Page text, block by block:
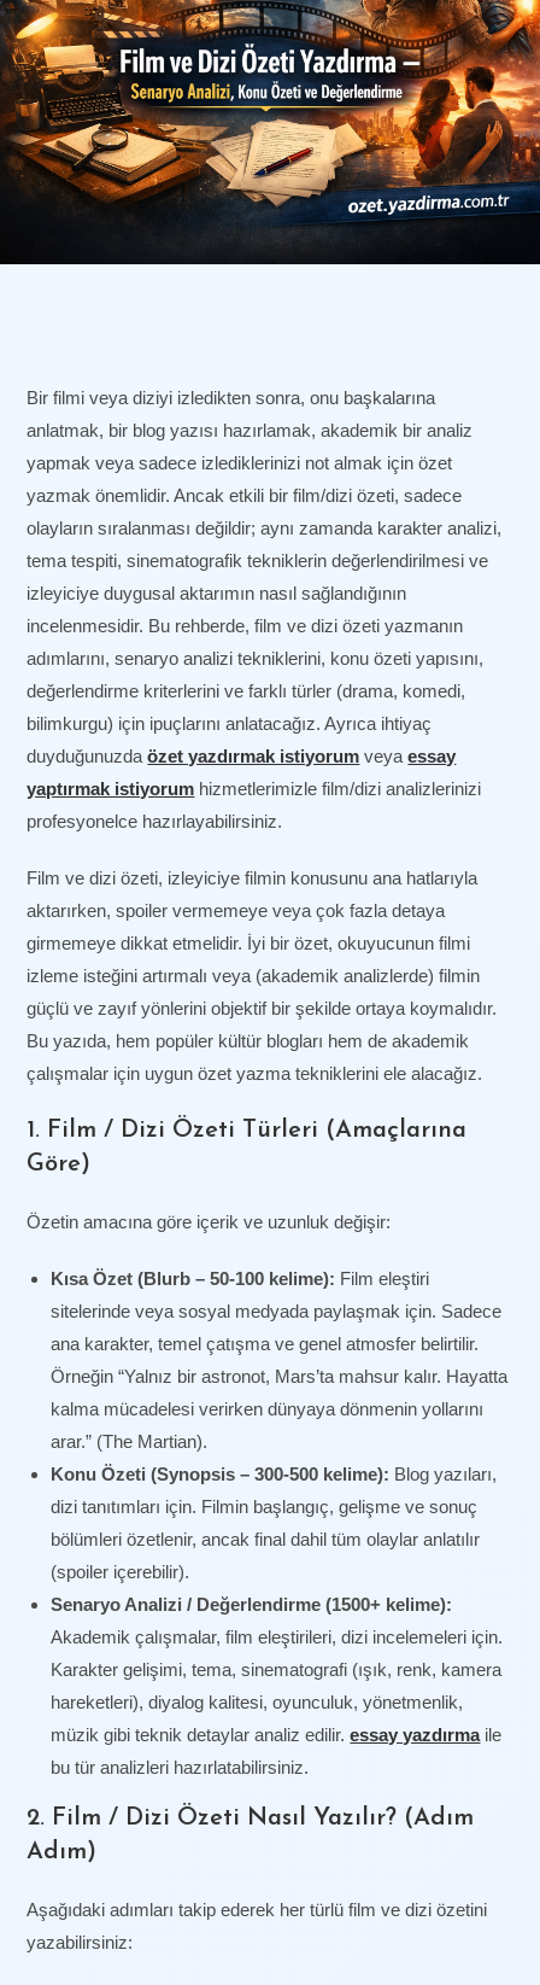
Bir filmi veya diziyi izledikten sonra, onu başkalarına
anlatmak, bir blog yazısı hazırlamak, akademik bir analiz
yapmak veya sadece izlediklerinizi not almak için özet
yazmak önemlidir. Ancak etkili bir film/dizi özeti, sadece
olayların sıralanması değildir; aynı zamanda karakter analizi,
tema tespiti, sinematografik tekniklerin değerlendirilmesi ve
izleyiciye duygusal aktarımın nasıl sağlandığının
incelenmesidir. Bu rehberde, film ve dizi özeti yazmanın
adımlarını, senaryo analizi tekniklerini, konu özeti yapısını,
değerlendirme kriterlerini ve farklı türler (drama, komedi,
bilimkurgu) için ipuçlarını anlatacağız. Ayrıca ihtiyaç
duyduğunuzdaözet yazdırmak istiyorum veyaessay
yaptırmak istiyorum hizmetlerimizle film/dizi analizlerinizi
profesyonelce hazırlayabilirsiniz.
Film ve dizi özeti, izleyiciye filmin konusunu ana hatlarıyla
aktarırken, spoiler vermemeye veya çok fazla detaya
girmemeye dikkat etmelidir. İyi bir özet, okuyucunun filmi
izleme isteğini artırmalı veya (akademik analizlerde) filmin
güçlü ve zayıf yönlerini objektif bir şekilde ortaya koymalıdır.
Bu yazıda, hem popüler kültür blogları hem de akademik
çalışmalar için uygun özet yazma tekniklerini ele alacağız.
1. Film / Dizi Özeti Türleri (Amaçlarına
Göre)
Özetin amacına göre içerik ve uzunluk değişir:
Kısa Özet (Blurb – 50-100 kelime): Film eleştiri
sitelerinde veya sosyal medyada paylaşmak için. Sadece
ana karakter, temel çatışma ve genel atmosfer belirtilir.
Örneğin “Yalnız bir astronot, Mars’ta mahsur kalır. Hayatta
kalma mücadelesi verirken dünyaya dönmenin yollarını
arar.” (The Martian).
Konu Özeti (Synopsis – 300-500 kelime): Blog yazıları,
dizi tanıtımları için. Filmin başlangıç, gelişme ve sonuç
bölümleri özetlenir, ancak final dahil tüm olaylar anlatılır
(spoiler içerebilir).
Senaryo Analizi / Değerlendirme (1500+ kelime):
Akademik çalışmalar, film eleştirileri, dizi incelemeleri için.
Karakter gelişimi, tema, sinematografi (ışık, renk, kamera
hareketleri), diyalog kalitesi, oyunculuk, yönetmenlik,
müzik gibi teknik detaylar analiz edilir.essay yazdırmaile
bu tür analizleri hazırlatabilirsiniz.
2. Film / Dizi Özeti Nasıl Yazılır? (Adım
Adım)
Aşağıdaki adımları takip ederek her türlü film ve dizi özetini
yazabilirsiniz: